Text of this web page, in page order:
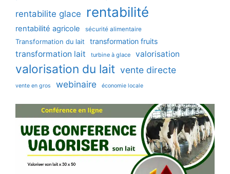
rentabilite glace
rentabilité
rentabilité agricole sécurité alimentaire
Transformation du lait transformation fruits
transformation lait turbine à glace valorisation
valorisation du lait vente directe
vente en gros webinaire économie locale